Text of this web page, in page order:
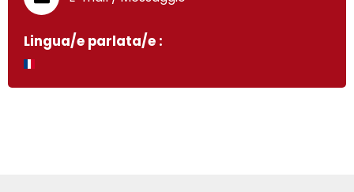
Lingua/e parlata/e :